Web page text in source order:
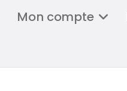
Mon compte